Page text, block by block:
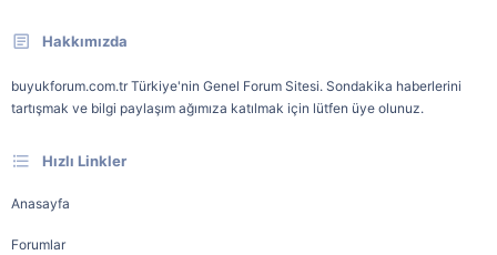
Hakkımızda
buyukforum.com.tr Türkiye'nin Genel Forum Sitesi. Sondakika haberlerini
tartışmak ve bilgi paylaşım ağımıza katılmak için lütfen üye olunuz.
Hızlı Linkler
Anasayfa
Forumlar